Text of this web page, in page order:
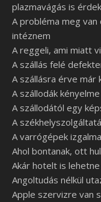
plazmavágás is
A probléma meg
intéznem
A reggeli, ami miatt
A szállás felé
A szállásra érve
A szállodák
A szállodától egy
A
A varrógépek
Ahol bontanak, ott
Akár hotelt is
Angoltudás nélkül
Apple szervizre van